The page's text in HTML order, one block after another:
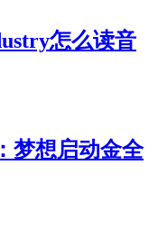
怎么读音
梦想启动金全